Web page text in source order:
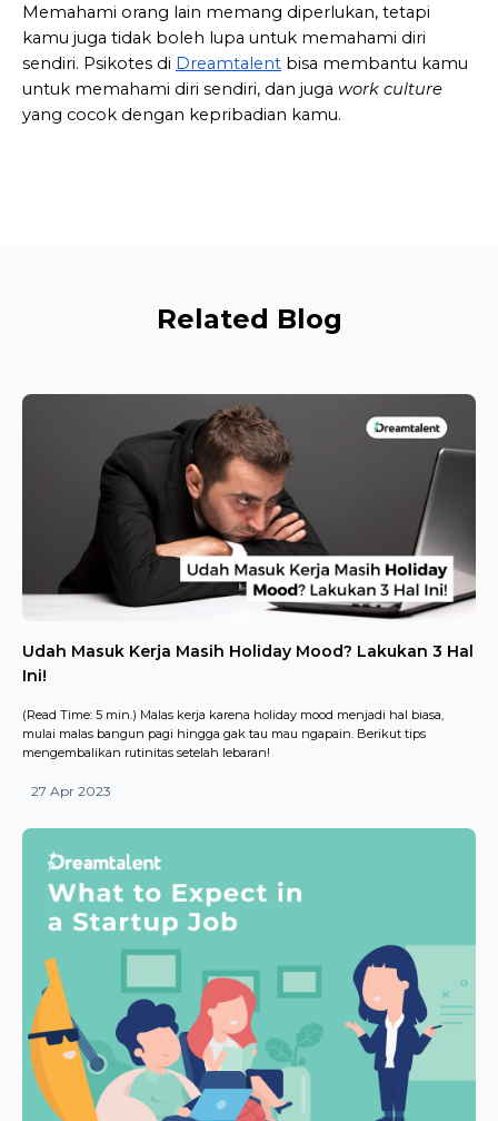
Memahami orang lain memang diperlukan, tetapi
kamu juga tidak boleh lupa untuk memahami diri
sendiri. Psikotes di Dreamtalent bisa membantu kamu
untuk memahami diri sendiri, dan juga work culture
yang cocok dengan kepribadian kamu.
Related Blog
Udah Masuk Kerja Masih Holiday Mood? Lakukan 3 Hal
Ini!
(Read Time: 5 min.) Malas kerja karena holiday mood menjadi hal biasa,
mulai malas bangun pagi hingga gak tau mau ngapain. Berikut tips
mengembalikan rutinitas setelah lebaran!
27 Apr 2023